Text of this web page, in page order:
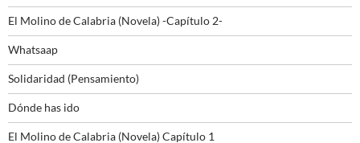
El Molino de Calabria (Novela) -Capítulo 2-
Whatsaap
Solidaridad (Pensamiento)
Dónde has ido
El Molino de Calabria (Novela) Capítulo 1